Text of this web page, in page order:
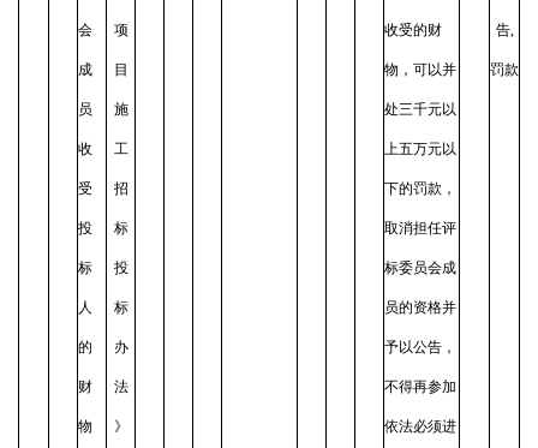
会
成
员
收
受
投
标
人
的
财
物
项
目
施
工
招
标
投
标
办
法
》
收受的财
物，可以并
处三千元以
上五万元以
下的罚款，
取消担任评
标委员会成
员的资格并
予以公告，
不得再参加
依法必须进
告,
罚款